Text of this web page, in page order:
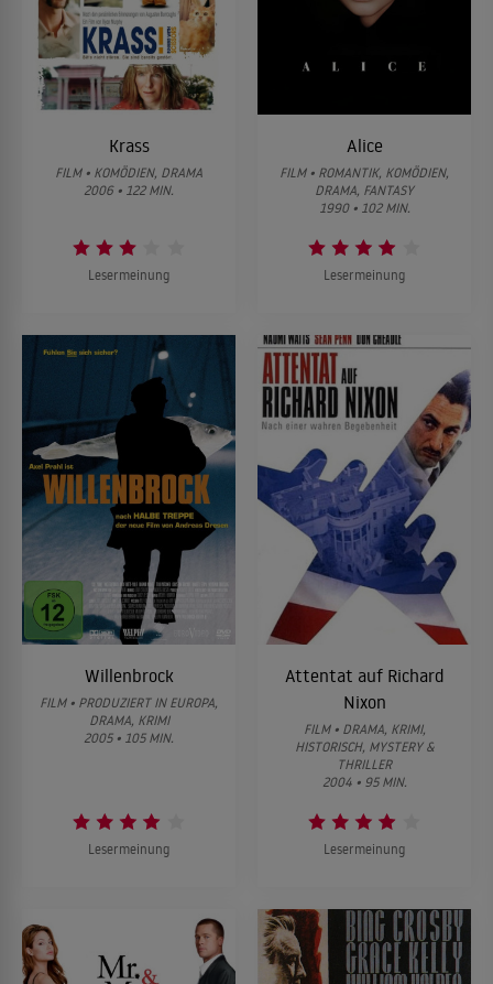
Krass
FILM • KOMÖDIEN, DRAMA
2006 • 122 MIN.
Lesermeinung
Alice
FILM • ROMANTIK, KOMÖDIEN,
DRAMA, FANTASY
1990 • 102 MIN.
Lesermeinung
Willenbrock
FILM • PRODUZIERT IN EUROPA,
DRAMA, KRIMI
2005 • 105 MIN.
Lesermeinung
Attentat auf Richard
Nixon
FILM • DRAMA, KRIMI,
HISTORISCH, MYSTERY &
THRILLER
2004 • 95 MIN.
Lesermeinung